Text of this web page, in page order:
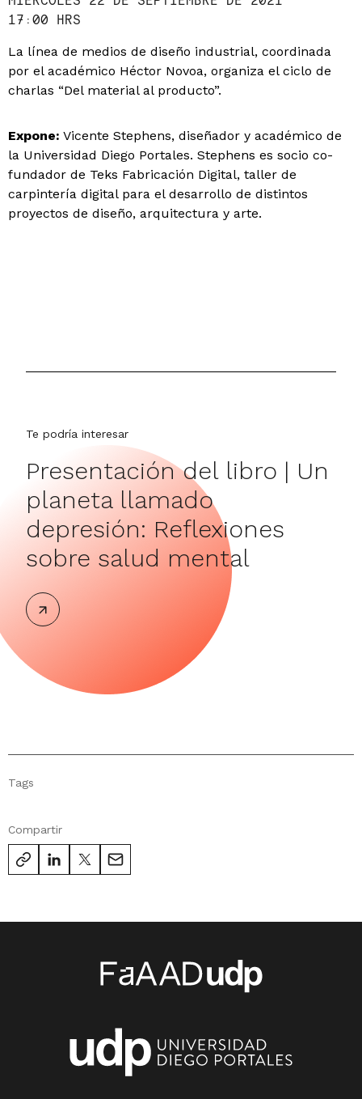
17:00 HRS
La línea de medios de diseño industrial, coordinada
por el académico Héctor Novoa, organiza el ciclo de
charlas “Del material al producto”.
Expone: Vicente Stephens, diseñador y académico de
la Universidad Diego Portales. Stephens es socio co-
fundador de Teks Fabricación Digital, taller de
carpintería digital para el desarrollo de distintos
proyectos de diseño, arquitectura y arte.
Te podría interesar
Presentación del libro | Un
planeta llamado
depresión: Reflexiones
sobre salud mental
Compartir
Tags